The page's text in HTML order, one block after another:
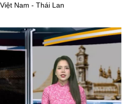
Nam - Thái Lan